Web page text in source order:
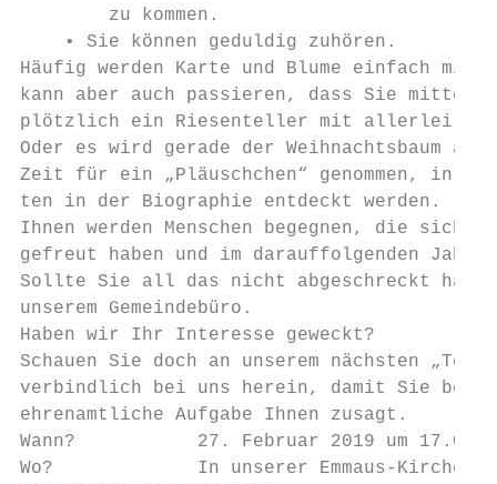
        zu kommen.
    • Sie können geduldig zuhören.
Häufig werden Karte und Blume einfach mit
kann aber auch passieren, dass Sie
plötzlich ein Riesenteller mit allerlei
Oder es wird gerade der Weihnachtsbaum
Zeit für ein „Pläuschchen“ genommen, in
ten in der Biographie entdeckt werden.
Ihnen werden Menschen begegnen, die sich
gefreut haben und im darauffolgenden Jahr
Sollte Sie all das nicht abgeschreckt
unserem Gemeindebüro.
Haben wir Ihr Interesse geweckt?
Schauen Sie doch an unserem nächsten
verbindlich bei uns herein, damit Sie
ehrenamtliche Aufgabe Ihnen zusagt.
Wann?           27. Februar 2019 um 17.00
Wo?             In unserer Emmaus-Kirche in